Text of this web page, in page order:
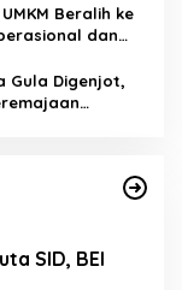
Beralih ke
dan
Gula Digenjot,
SID, BEI